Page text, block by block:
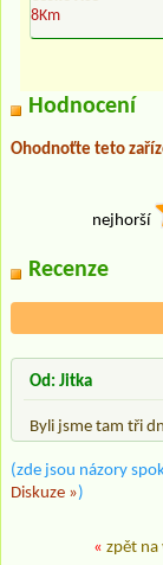
8Km
Hodnocení
Ohodnoťte teto
nejhorší
Recenze
Od: Jitka
Byli jsme tam tři
(zde jsou názory
Diskuze »)
« zpět na